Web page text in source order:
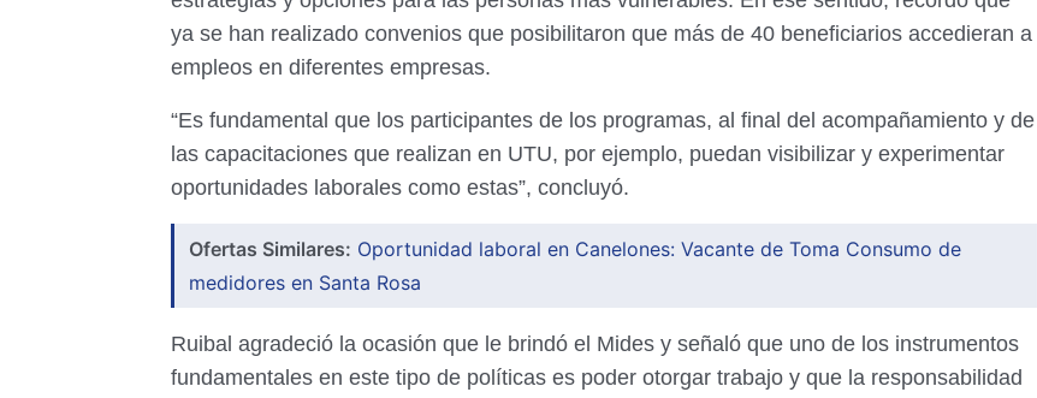
ya se han realizado convenios que posibilitaron que más de 40 beneficiarios accedieran a
empleos en diferentes empresas.
“Es fundamental que los participantes de los programas, al final del acompañamiento y de
las capacitaciones que realizan en UTU, por ejemplo, puedan visibilizar y experimentar
oportunidades laborales como estas”, concluyó.
Ofertas Similares: Oportunidad laboral en Canelones: Vacante de Toma Consumo de
medidores en Santa Rosa
Ruibal agradeció la ocasión que le brindó el Mides y señaló que uno de los instrumentos
fundamentales en este tipo de políticas es poder otorgar trabajo y que la responsabilidad